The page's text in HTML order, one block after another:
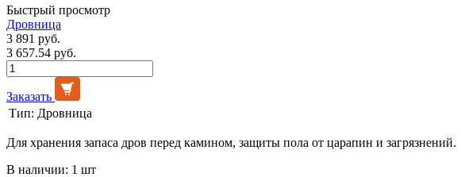
Быстрый просмотр
Дровница
3 891 руб.
3 657.54 руб.
Заказать
Тип: Дровница
Для хранения запаса дров перед камином, защиты пола от царапин и загрязнений.
В наличии: 1 шт